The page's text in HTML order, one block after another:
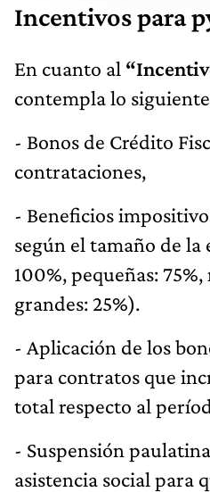
Incentivos para
En cuanto al
contempla lo
- Bonos de Crédito
contrataciones,
- Beneficios
según el tamaño de la
100%, pequeñas:
grandes: 25%).
- Aplicación de los
para contratos que
total respecto al
- Suspensión
asistencia social para